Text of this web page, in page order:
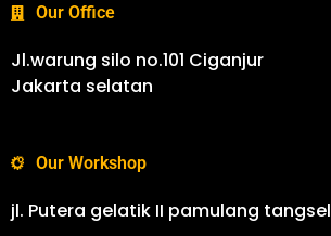
Our Office
Jl.warung silo no.101 Ciganjur
Jakarta selatan
Our Workshop
jl. Putera gelatik II pamulang tangsel